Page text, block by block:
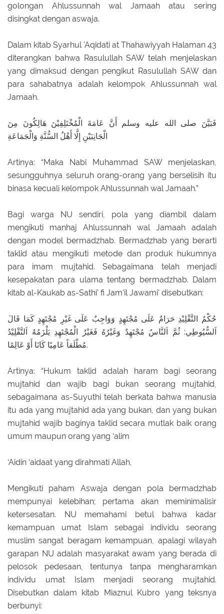
golongan Ahlussunnah wal Jamaah atau sering
disingkat dengan aswaja.
Dalam kitab Syarhul 'Aqidati at Thahawiyyah Halaman 43
diterangkan bahwa Rasulullah SAW telah menjelaskan
yang dimaksud dengan pengikut Rasulullah SAW dan
para sahabatnya adalah kelompok Ahlussunnah wal
Jamaah.
فَبَيَّنَ صلى الله عليه وسلم أَنَّ عَامَةَ الْمُخْتَلِفِيْنَ هَالِكُونَ مِنَ
Artinya: “Maka Nabi Muhammad SAW menjelaskan,
sesungguhnya seluruh orang-orang yang berselisih itu
binasa kecuali kelompok Ahlussunnah wal Jamaah.”
Bagi warga NU sendiri, pola yang diambil dalam
mengikuti manhaj Ahlussunnah wal Jamaah adalah
dengan model bermadzhab. Bermadzhab yang berarti
taklid atau mengikuti metode dan produk hukumnya
para imam mujtahid. Sebagaimana telah menjadi
kesepakatan para ulama tentang bermadzhab. Dalam
kitab al-Kaukab as-Sathi' fi Jam'il Jawami' disebutkan:
حُكْمُ التَّقْلِيْدِ حَرَامٌ عَلَى مُجْتَهِدٍ وَوَاجِبٌ عَلَى غَيْرِ مُجْتَهِدٍ كَمَا قَالَ
اَلسُّيُوطِي: ثُمَّ اَلنَّاسُ مُجْتَهِدٌ وَغَيْرُهُ فَغَيْرُ الْمُجْتَهِدِ يَلْزَمُهُ اَلتَّقْلِيْدُ
مُطْلَقاً عَامِيًا كَانَا أَوْ عَالِمًا.
Artinya: “Hukum taklid adalah haram bagi seorang
mujtahid dan wajib bagi bukan seorang mujtahid,
sebagaimana as-Suyuthi telah berkata bahwa manusia
itu ada yang mujtahid ada yang bukan, dan yang bukan
mujtahid wajib baginya taklid secara mutlak baik orang
umum maupun orang yang ‘alim
‘Aidin ‘aidaat yang dirahmati Allah,
Mengikuti paham Aswaja dengan pola bermadzhab
mempunyai kelebihan; pertama akan meminimalisir
ketersesatan. NU memahami betul bahwa kadar
kemampuan umat Islam sebagai individu seorang
muslim sangat beragam kemampuan, apalagi wilayah
garapan NU adalah masyarakat awam yang berada di
pelosok pedesaan, tentunya tanpa mengharamkan
individu umat Islam menjadi seorang mujtahid.
Disebutkan dalam kitab Miaznul Kubro yang teksnya
berbunyi: